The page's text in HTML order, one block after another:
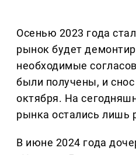
Осенью 2023 года
рынок будет
необходимые
были получены, и
октября. На
рынка остались лишь
В июне 2024 года